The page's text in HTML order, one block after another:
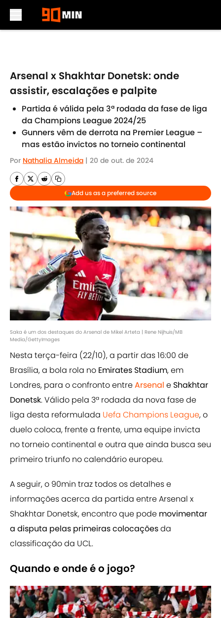
Arsenal x Shakhtar Donetsk: onde
assistir, escalações e palpite
Partida é válida pela 3ª rodada da fase de liga
da Champions League 2024/25
Gunners vêm de derrota na Premier League –
mas estão invictos no torneio continental
Por Nathalia Almeida | 20 de out. de 2024
Add us as a preferred source
Saka é um dos destaques do Arsenal de Mikel Arteta | Rene Nijhuis/MB
Media/GettyImages
Nesta terça-feira (22/10), a partir das 16:00 de
Brasília, a bola rola no Emirates Stadium, em
Londres, para o confronto entreArsenal e Shakhtar
Donetsk. Válido pela 3ª rodada da nova fase de
liga desta reformulada Uefa Champions League, o
duelo coloca, frente a frente, uma equipe invicta
no torneio continental e outra que ainda busca seu
primeiro triunfo no calendário europeu.
A seguir, o 90min traz todos os detalhes e
informações acerca da partida entre Arsenal x
Shakhtar Donetsk, encontro que pode movimentar
a disputa pelas primeiras colocaçõesda
classificação da UCL.
Quando e onde é o jogo?